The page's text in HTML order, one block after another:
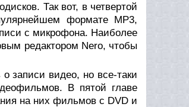
Так вот, в четвертой
формате MP3,
с микрофона. Наиболее
редактором Nero, чтобы
записи видео, но все-таки
В пятой главе
на них фильмов с DVD и